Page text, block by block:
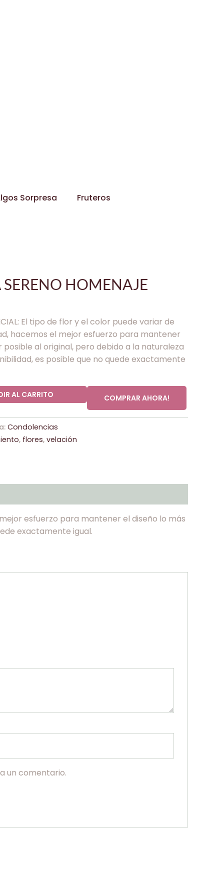
Sorpresa Fruteros
HOMENAJE
El tipo de flor y el color puede variar de
hacemos el mejor esfuerzo para mantener
posible al original, pero debido a la naturaleza
es posible que no quede exactamente
AL CARRITO COMPRAR AHORA!
Condolencias
, flores, velación
mejor esfuerzo para mantener el diseño lo más
exactamente igual.
un comentario.